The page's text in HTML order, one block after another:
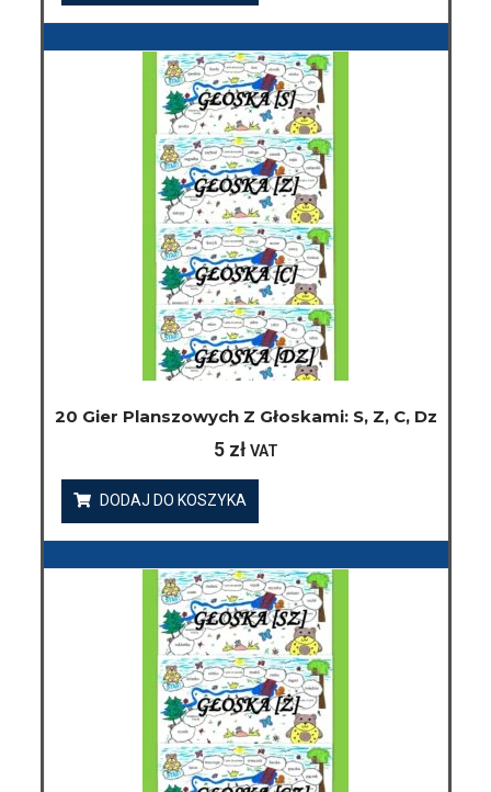
20 Gier Planszowych Z Głoskami: S, Z, C, Dz
5 zł VAT
DODAJ DO KOSZYKA